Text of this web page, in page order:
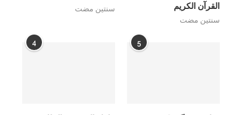
سنتين مضت
القرآن الكريم
سنتين مضت
4 5